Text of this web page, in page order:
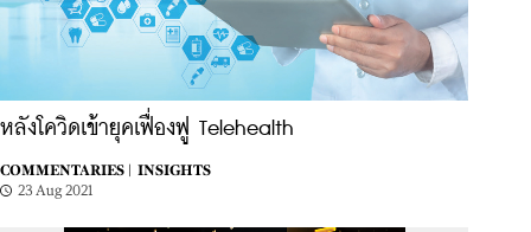
หลังโควิดเข้ายุคเฟื่องฟู Telehealth
COMMENTARIES |
INSIGHTS
23 Aug 2021